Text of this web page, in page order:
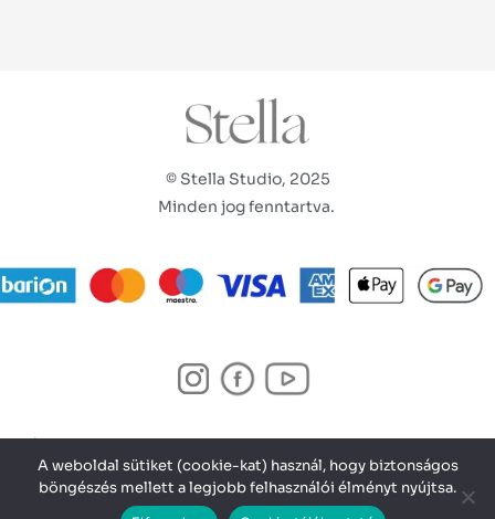
© Stella Studio, 2025
Minden jog fenntartva.
ADATKEZELÉSI TÁJÉKOZTATÓ
IMPRESSZUM
KAPCSOLAT
A weboldal sütiket (cookie-kat) használ, hogy biztonságos
böngészés mellett a legjobb felhasználói élményt nyújtsa.